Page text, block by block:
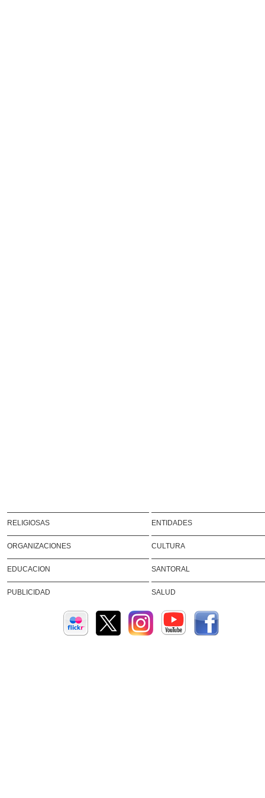
RELIGIOSAS ENTIDADES
ORGANIZACIONES CULTURA
EDUCACION SANTORAL
PUBLICIDAD SALUD